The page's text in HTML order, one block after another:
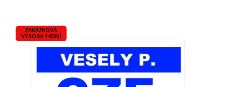
ZAKÁZKOVÁ
VÝROBA 14DNÍ